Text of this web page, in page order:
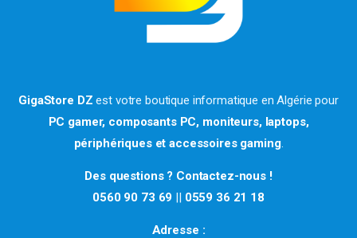
GigaStore DZ est votre boutique informatique en Algérie pour
PC gamer, composants PC, moniteurs, laptops,
périphériques et accessoires gaming.
Des questions ? Contactez-nous !
0560 90 73 69 || 0559 36 21 18
Adresse :